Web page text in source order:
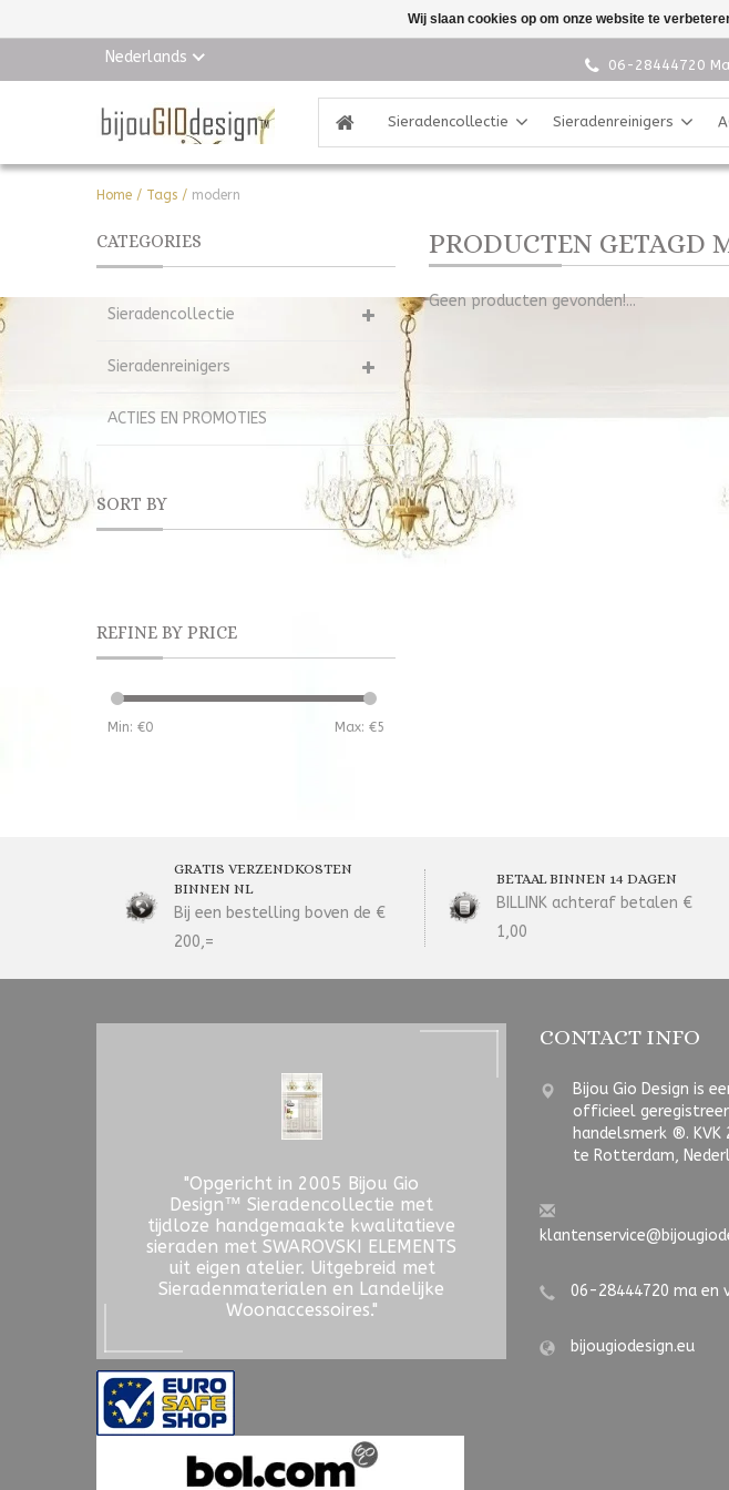
Nederlands 06-28444720 Ma
Sieradencollectie Sieradenreinigers
Home / Tags / modern
CATEGORIES
Sieradencollectie
Sieradenreinigers
ACTIES EN PROMOTIES
SORT BY
REFINE BY PRICE
Min: €0 Max: €5
PRODUCTEN GETAGD
Geen producten gevonden!...
GRATIS VERZENDKOSTEN
BINNEN NL
Bij een bestelling boven de €
200,=
BETAAL BINNEN 14 DAGEN
BILLINK achteraf betalen €
1,00
"Opgericht in 2005 Bijou Gio
Design™ Sieradencollectie met
tijdloze handgemaakte kwalitatieve
sieraden met SWAROVSKI ELEMENTS
uit eigen atelier. Uitgebreid met
Sieradenmaterialen en Landelijke
Woonaccessoires."
CONTACT INFO
Bijou Gio Design is
officieel
handelsmerk ®. KVK
te Rotterdam,
06-28444720 ma en
bijougiodesign.eu
Wij slaan cookies op om onze website te